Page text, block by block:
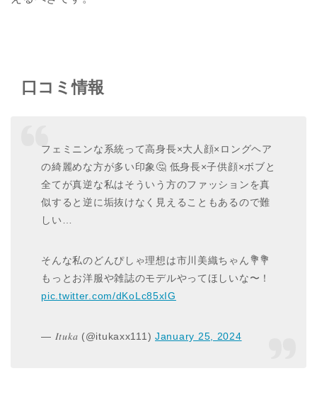
口コミ情報
フェミニンな系統って高身長×大人顔×ロングヘア
の綺麗めな方が多い印象🤔 低身長×子供顔×ボブと
全てが真逆な私はそういう方のファッションを真
似すると逆に垢抜けなく見えることもあるので難
しい…
そんな私のどんぴしゃ理想は市川美織ちゃん💐💐
もっとお洋服や雑誌のモデルやってほしいな〜！
pic.twitter.com/dKoLc85xIG
— 𝐼𝑡𝑢𝑘𝑎 (@itukaxx111)January 25, 2024